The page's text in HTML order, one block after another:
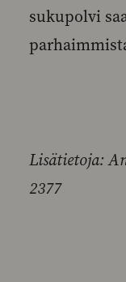
sukupolvi
Lisätietoja:
2377